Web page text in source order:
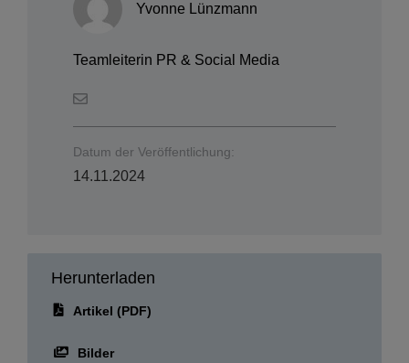
Yvonne Lünzmann
Teamleiterin PR & Social Media
Datum der Veröffentlichung:
14.11.2024
Herunterladen
Artikel (PDF)
Bilder